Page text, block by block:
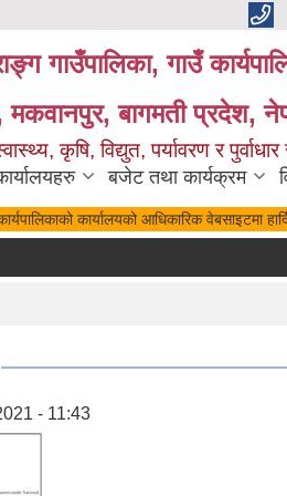
गाउँपालिका, गाउँ
बागमती प्रदेश,
कृषि, विद्युत, पर्यावरण र
बजेट तथा कार्यक्रम
कार्यपालिकाको कार्यालयको आधिकारिक
- 11:43